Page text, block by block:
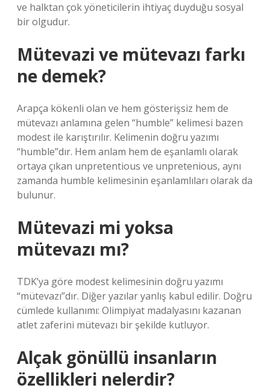
ve halktan çok yöneticilerin ihtiyaç duyduğu sosyal
bir olgudur.
Mütevazi ve mütevazı farkı
ne demek?
Arapça kökenli olan ve hem gösterişsiz hem de
mütevazı anlamına gelen “humble” kelimesi bazen
modest ile karıştırılır. Kelimenin doğru yazımı
“humble”dır. Hem anlam hem de eşanlamlı olarak
ortaya çıkan unpretentious ve unpretenious, aynı
zamanda humble kelimesinin eşanlamlıları olarak da
bulunur.
Mütevazi mi yoksa
mütevazı mı?
TDK’ya göre modest kelimesinin doğru yazımı
“mütevazı”dır. Diğer yazılar yanlış kabul edilir. Doğru
cümlede kullanımı: Olimpiyat madalyasını kazanan
atlet zaferini mütevazı bir şekilde kutluyor.
Alçak gönüllü insanların
özellikleri nelerdir?